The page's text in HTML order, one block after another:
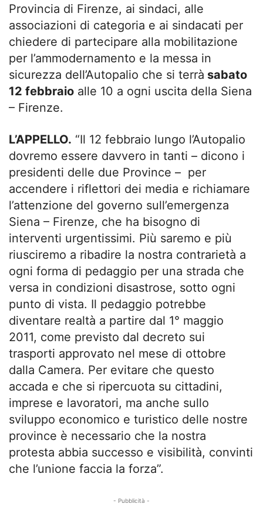
Provincia di Firenze, ai sindaci, alle
associazioni di categoria e ai sindacati per
chiedere di partecipare alla mobilitazione
per l’ammodernamento e la messa in
sicurezza dell’Autopalio che si terrà sabato
12 febbraio alle 10 a ogni uscita della Siena
– Firenze.
L’APPELLO. “Il 12 febbraio lungo l’Autopalio
dovremo essere davvero in tanti – dicono i
presidenti delle due Province – per
accendere i riflettori dei media e richiamare
l’attenzione del governo sull’emergenza
Siena – Firenze, che ha bisogno di
interventi urgentissimi. Più saremo e più
riusciremo a ribadire la nostra contrarietà a
ogni forma di pedaggio per una strada che
versa in condizioni disastrose, sotto ogni
punto di vista. Il pedaggio potrebbe
diventare realtà a partire dal 1° maggio
2011, come previsto dal decreto sui
trasporti approvato nel mese di ottobre
dalla Camera. Per evitare che questo
accada e che si ripercuota su cittadini,
imprese e lavoratori, ma anche sullo
sviluppo economico e turistico delle nostre
province è necessario che la nostra
protesta abbia successo e visibilità, convinti
che l’unione faccia la forza”.
- Pubblicità -